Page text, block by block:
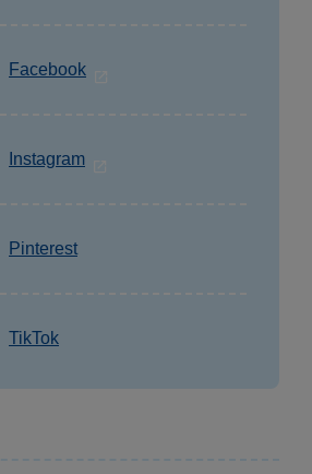
Facebook
Instagram
Pinterest
TikTok